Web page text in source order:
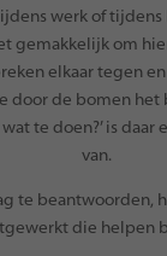
werk of tijdens
gemakkelijk om
elkaar tegen
door de bomen het
wat te doen?’ is
van.
te beantwoorden,
die helpen